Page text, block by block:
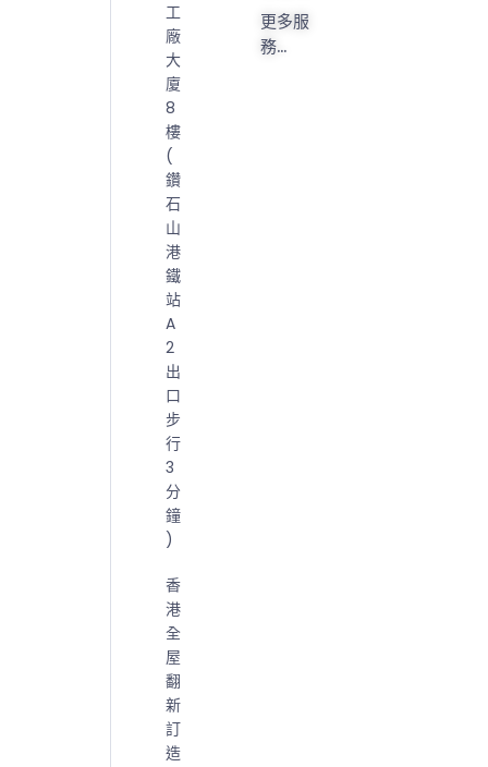
工
廠
大
廈
8
樓
(
鑽
石
山
港
鐵
站
A
2
出
口
步
行
3
分
鐘
)
香
港
全
屋
翻
新
訂
造
更多服
務...